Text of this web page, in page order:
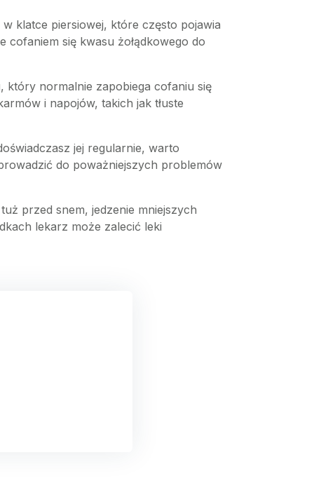
klatce piersiowej, które często pojawia
się kwasu żołądkowego do
który normalnie zapobiega cofaniu się
i napojów, takich jak tłuste
jej regularnie, warto
do poważniejszych problemów
przed snem, jedzenie mniejszych
lekarz może zalecić leki